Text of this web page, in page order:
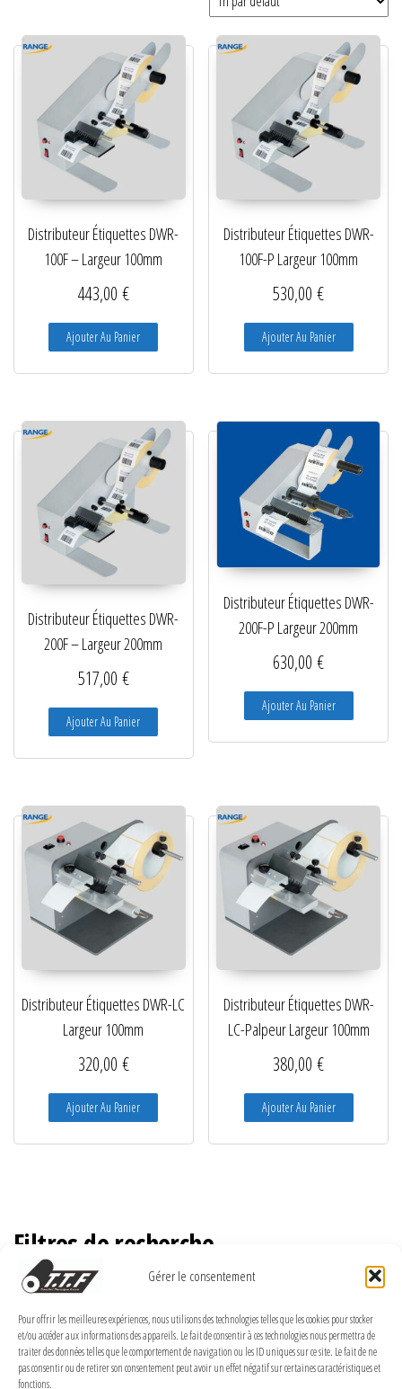
Gérer le consentement
Pour offrir les meilleures expériences, nous utilisons des technologies telles que les cookies pour stocker
et/ou accéder aux informations des appareils. Le fait de consentir à ces technologies nous permettra de
traiter des données telles que le comportement de navigation ou les ID uniques sur ce site. Le fait de ne
pas consentir ou de retirer son consentement peut avoir un effet négatif sur certaines caractéristiques et
fonctions.
Distributeur Étiquettes DWR-
100F – Largeur 100mm
443,00 €
Ajouter Au Panier
Distributeur Étiquettes DWR-
100F-P Largeur 100mm
530,00€
Ajouter Au Panier
Distributeur Étiquettes DWR-
200F – Largeur 200mm
517,00 €
Ajouter Au Panier
Distributeur Étiquettes DWR-
200F-P Largeur 200mm
630,00€
Ajouter Au Panier
Distributeur Étiquettes DWR-LC
Largeur 100mm
320,00 €
Ajouter Au Panier
Distributeur Étiquettes DWR-
LC-Palpeur Largeur 100mm
380,00€
Ajouter Au Panier
Filtres de recherche
MENTIONS LÉGALES
Politique de confidentialité